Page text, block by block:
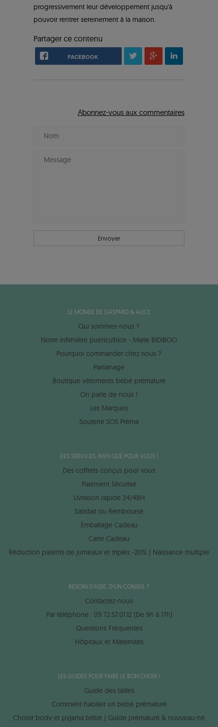
progressivement leur développement jusqu'à
pouvoir rentrer sereinement à la maison.
Partager ce contenu
FACEBOOK
Abonnez-vous aux commentaires
LE MONDE DE GASPARD & ALICE
Qui sommes-nous ?
Notre infirmière puéricultrice - Marie BIDIBOO
Pourquoi commander chez nous ?
Parrainage
Boutique vêtements bébé prématuré
On parle de nous !
Les Marques
Soutenir SOS Préma
DES SERVICES, RIEN QUE POUR VOUS !
Des coffrets conçus pour vous
Paiement Sécurisé
Livraison rapide 24/48H
Satisfait ou Remboursé
Emballage Cadeau
Carte Cadeau
Réduction parents de jumeaux et triplés -20% | Naissance multiple
BESOIN D'AIDE, D'UN CONSEIL ?
Contactez-nous
Par téléphone : 09.72.57.01.12 (De 9h à 17h)
Questions Fréquentes
Hôpitaux et Maternités
LES GUIDES POUR FAIRE LE BON CHOIX !
Guide des tailles
Comment habiller un bébé prématuré
Choisir body et pyjama bébé | Guide prématuré & nouveau-né